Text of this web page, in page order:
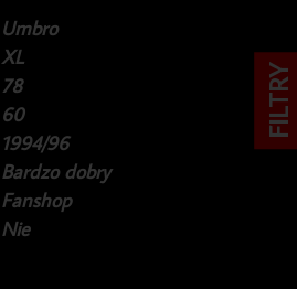
Umbro
XL
78
60
1994/96
Bardzo dobry
Fanshop
Nie
FILTRY